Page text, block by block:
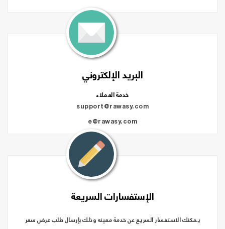
البريد الإلكتروني
خدمة العملاء
support@rawasy.com
e@rawasy.com
الإستفسارات السريعة
يمكنك الاستفسار السريع عن خدمة معينه وذلك بإرسال طلب عرض سعر